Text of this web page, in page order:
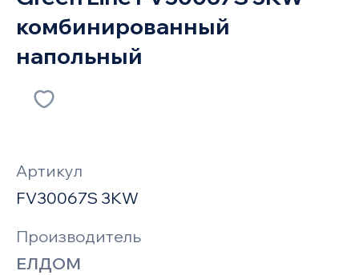
комбинированный
напольный
Артикул
FV30067S 3KW
Производитель
ЕЛДОМ